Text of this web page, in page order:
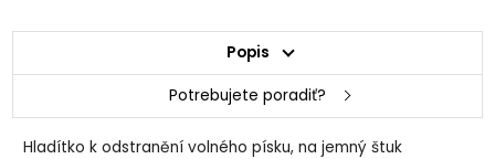
Popis
Potrebujete poradiť?
Hladítko k odstranění volného písku, na jemný štuk